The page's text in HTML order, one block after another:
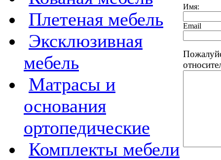
Плетеная мебель
Эксклюзивная
мебель
Матрасы и
основания
ортопедические
Комплекты мебели
Имя:
Email